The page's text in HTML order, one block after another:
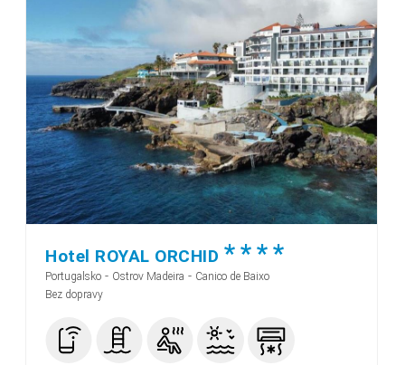
Hotel ROYAL ORCHID ****
Portugalsko - Ostrov Madeira - Canico de Baixo
Bez dopravy